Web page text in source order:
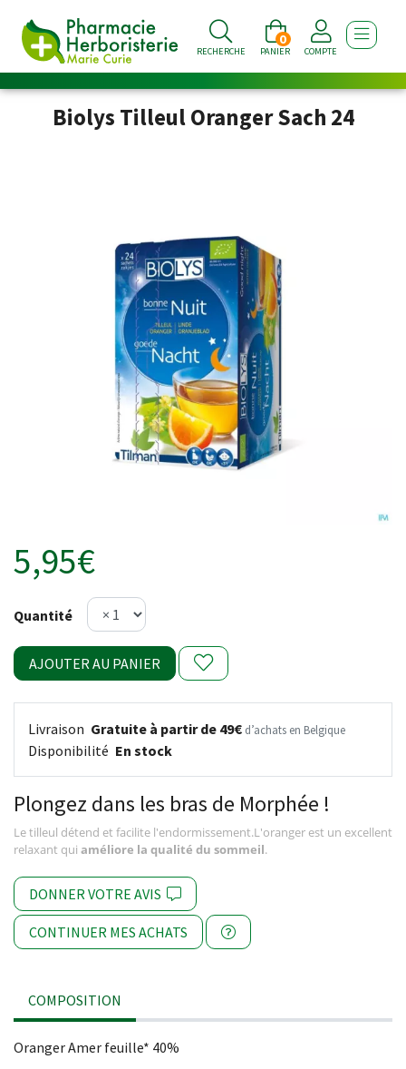
RECHERCHE PANIER
0
COMPTE
Biolys Tilleul Oranger Sach 24
5,95€
Quantité
AJOUTER AU PANIER
Livraison Gratuite à partir de 49€ d’achats en Belgique
Disponibilité En stock
Plongez dans les bras de Morphée !
Le tilleul détend et facilite l'endormissement.L'oranger est un excellent
relaxant qui améliore la qualité du sommeil.
DONNER VOTRE AVIS
CONTINUER MES ACHATS
COMPOSITION
Oranger Amer feuille* 40%